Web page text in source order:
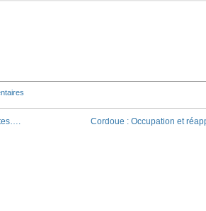
Cordoue : Occupation et